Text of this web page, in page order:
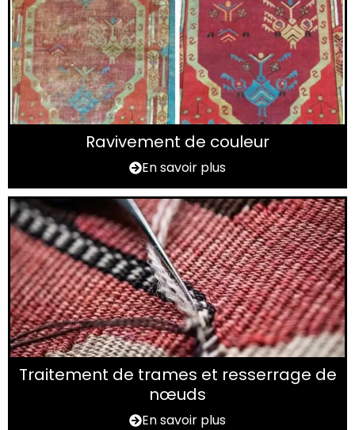
Ravivement de couleur
En savoir plus
Traitement de trames et resserrage de
nœuds
En savoir plus